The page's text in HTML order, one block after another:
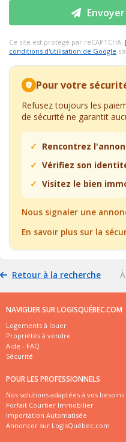
Ce site est protégé par reCAPTCHA.
conditions d'utilisation de Google
Pour votre
Refusez toujours les
de sécurité ne garantit
Rencontrez
Vérifiez son
Visitez le bien
Nous signaler une
En savoir plus sur la
Retour à la recherche
NAVIGUER SUR LOGISQUÉBEC.COM
Logements à louer
Propriétés à vendre
Aide - FAQ
Sécurité
POUR LES PROFESSIONNELS
Nos solutions adaptées à vos besoins
Forfait Courtier Immobilier
Importation Automatisée
Annoncer sur LogisQuébec.com